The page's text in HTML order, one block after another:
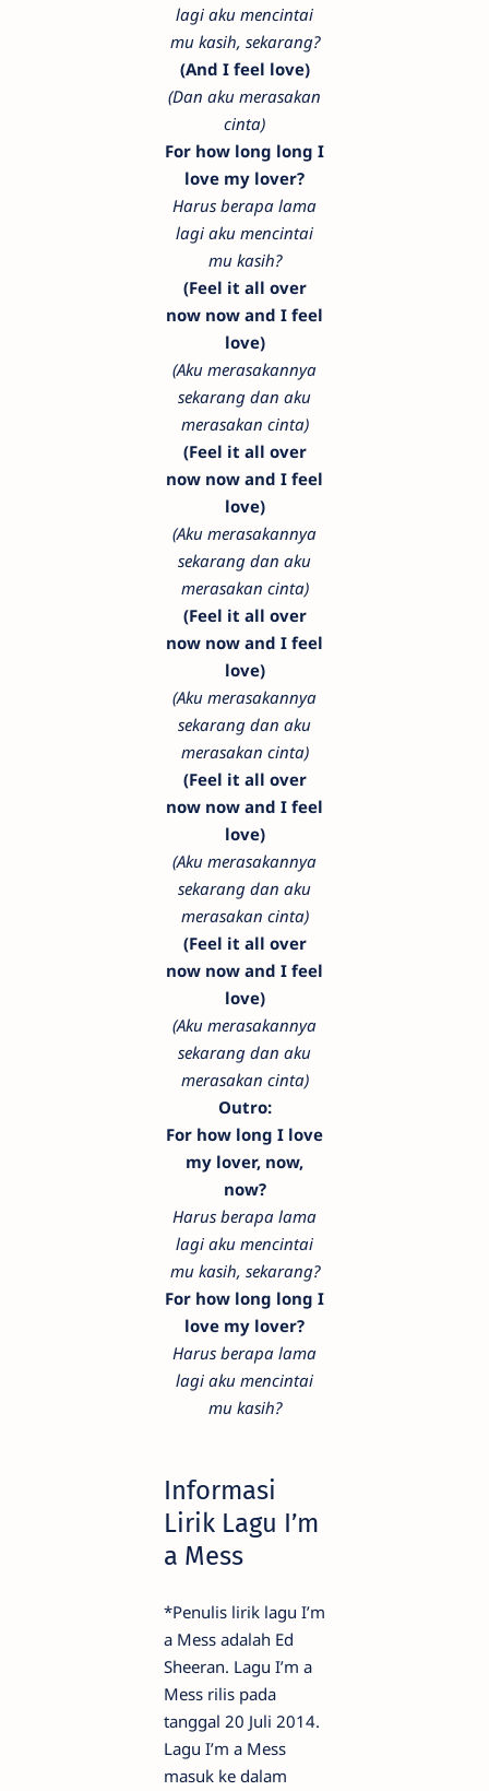
lagi aku mencintai
mu kasih, sekarang?
(And I feel love)
(Dan aku merasakan
cinta)
For how long long I
love my lover?
Harus berapa lama
lagi aku mencintai
mu kasih?
(Feel it all over
now now and I feel
love)
(Aku merasakannya
sekarang dan aku
merasakan cinta)
(Feel it all over
now now and I feel
love)
(Aku merasakannya
sekarang dan aku
merasakan cinta)
(Feel it all over
now now and I feel
love)
(Aku merasakannya
sekarang dan aku
merasakan cinta)
(Feel it all over
now now and I feel
love)
(Aku merasakannya
sekarang dan aku
merasakan cinta)
(Feel it all over
now now and I feel
love)
(Aku merasakannya
sekarang dan aku
merasakan cinta)
Outro:
For how long I love
my lover, now,
now?
Harus berapa lama
lagi aku mencintai
mu kasih, sekarang?
For how long long I
love my lover?
Harus berapa lama
lagi aku mencintai
mu kasih?
Informasi
Lirik Lagu I’m
a Mess
*Penulis lirik lagu I’m
a Mess adalah Ed
Sheeran. Lagu I’m a
Mess rilis pada
tanggal 20 Juli 2014.
Lagu I’m a Mess
masuk ke dalam